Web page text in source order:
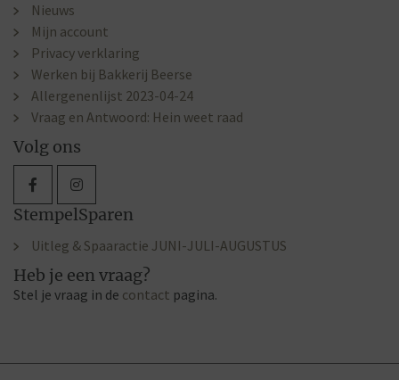
Nieuws
Mijn account
Privacy verklaring
Werken bij Bakkerij Beerse
Allergenenlijst 2023-04-24
Vraag en Antwoord: Hein weet raad
Volg ons
StempelSparen
Uitleg & Spaaractie JUNI-JULI-AUGUSTUS
Heb je een vraag?
Stel je vraag in de contact pagina.